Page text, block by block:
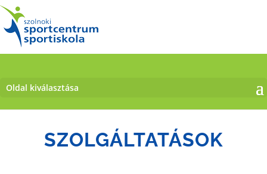
Oldal kiválasztása
SZOLGÁLTATÁSOK